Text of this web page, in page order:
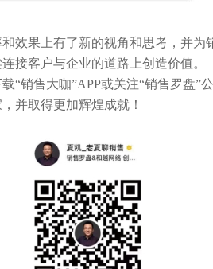
效果上有了新的视角和思考，并为
接客户与企业的道路上创造价值。
“销售大咖”APP或关注“销售罗盘”
并取得更加辉煌成就！